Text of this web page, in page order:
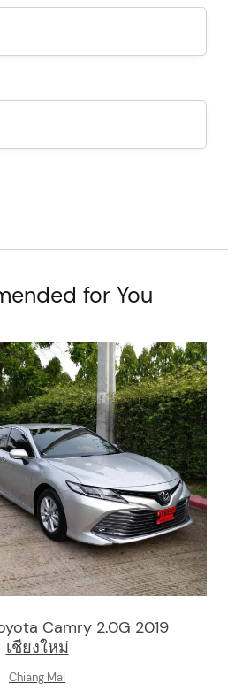
for You
Camry 2.0G 2019
เชียงใหม่
Chiang Mai